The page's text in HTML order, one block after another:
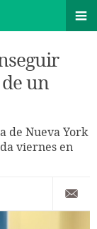
un
de Nueva York
viernes en